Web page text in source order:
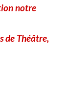
notre
de Théâtre,